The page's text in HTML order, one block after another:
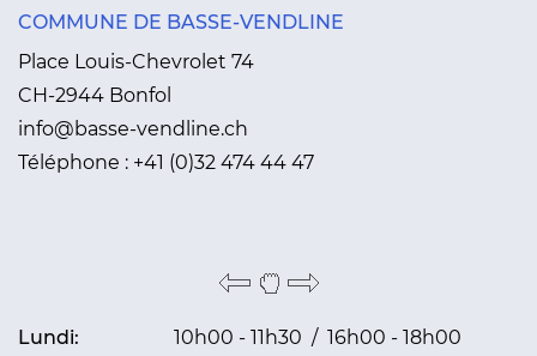
COMMUNE DE BASSE-VENDLINE
Place Louis-Chevrolet 74
CH-2944 Bonfol
info@basse-vendline.ch
Téléphone : +41 (0)32 474 44 47
Lundi:
10h00 - 11h30 / 16h00 - 18h00